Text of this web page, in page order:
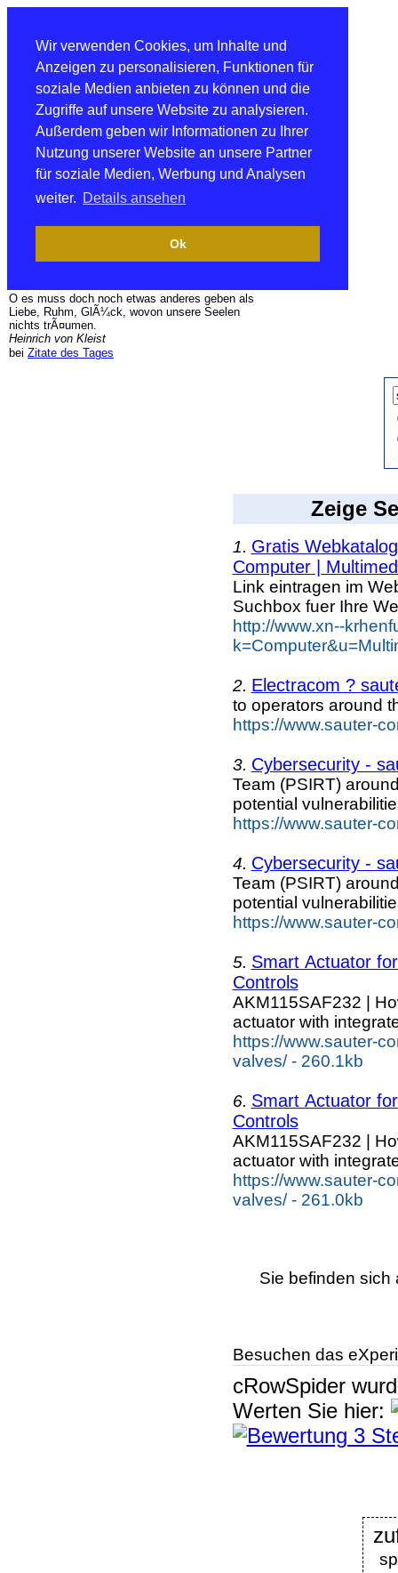
Wir verwenden Cookies, um Inhalte und
Anzeigen zu personalisieren, Funktionen für
soziale Medien anbieten zu können und die
Zugriffe auf unsere Website zu analysieren.
Außerdem geben wir Informationen zu Ihrer
Nutzung unserer Website an unsere Partner
für soziale Medien, Werbung und Analysen
weiter. Details ansehen
Ok
O es muss doch noch etwas anderes geben als
Liebe, Ruhm, GlÃ¼ck, wovon unsere Seelen
nichts trÃ¤umen.
Heinrich von Kleist
bei Zitate des Tages
Zeige
1. Gratis
Computer |
Link eintragen im
Suchbox fuer Ihre
http://www.xn--
2. Electracom ?
to operators around
https://www.sauter-
3. Cybersecurity -
Team (PSIRT)
potential
https://www.sauter-
4. Cybersecurity -
Team (PSIRT)
potential
https://www.sauter-
5. Smart Actuator
Controls
AKM115SAF232 |
actuator with
https://www.sauter-
valves/ - 260.1kb
6. Smart Actuator
Controls
AKM115SAF232 |
actuator with
https://www.sauter-
valves/ - 261.0kb
Sie befinden sich
Besuchen das
cRowSpider
Werten Sie hier: